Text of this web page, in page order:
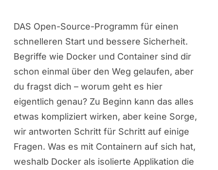
DAS Open-Source-Programm für einen
schnelleren Start und bessere Sicherheit.
Begriffe wie Docker und Container sind dir
schon einmal über den Weg gelaufen, aber
du fragst dich – worum geht es hier
eigentlich genau? Zu Beginn kann das alles
etwas kompliziert wirken, aber keine Sorge,
wir antworten Schritt für Schritt auf einige
Fragen. Was es mit Containern auf sich hat,
weshalb Docker als isolierte Applikation die